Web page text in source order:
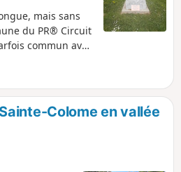
mais sans
du PR® Circuit
commun avec
églises
Colome en vallée